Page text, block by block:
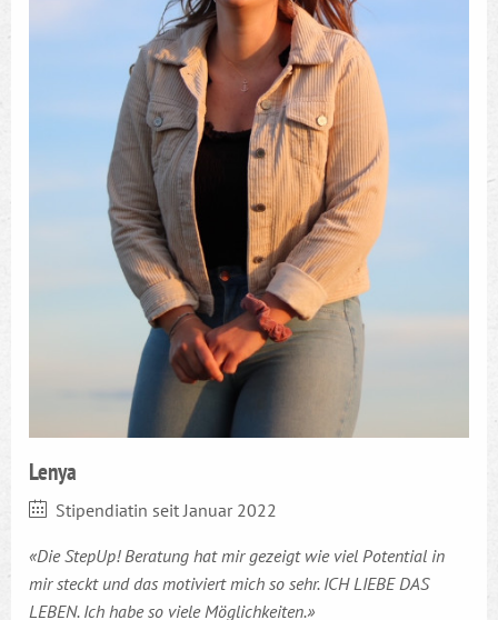
Lenya
Stipendiatin seit Januar 2022
«Die StepUp! Beratung hat mir gezeigt wie viel Potential in
mir steckt und das motiviert mich so sehr. ICH LIEBE DAS
LEBEN. Ich habe so viele Möglichkeiten.»